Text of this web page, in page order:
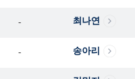
- 최나연
- 송아리